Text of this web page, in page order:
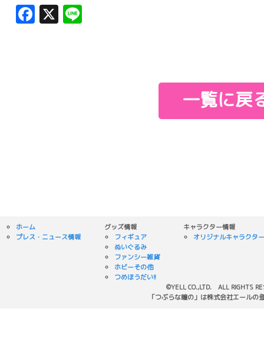
Facebook
X Line
一覧に戻
ホーム
プレス・ニュース情報
グッズ情報
フィギュア
ぬいぐるみ
ファンシー雑貨
ホビーその他
つめほうだい!!
キャラクター情報
オリジナルキャラクター
©YELL CO.,LTD. ALL RIGHTS
「つぶらな瞳の」は株式会社エールの